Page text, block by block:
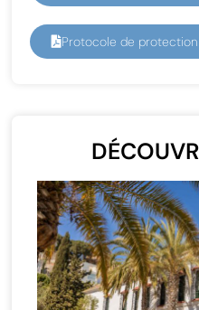
Protocole de